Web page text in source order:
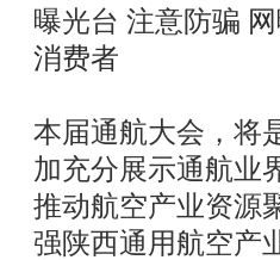
曝光台 注意防骗
消费者
本届通航大会，将
加充分展示通航业
推动航空产业资源
强陕西通用航空产